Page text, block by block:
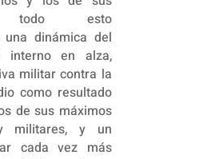
todo esto
dinámica del
interno en alza,
militar contra la
como resultado
de sus máximos
militares, y un
cada vez más